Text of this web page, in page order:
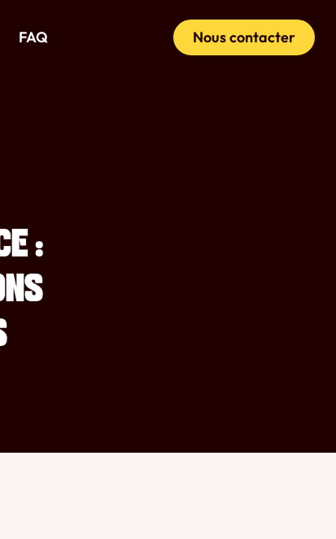
FAQ Nous contacter
: